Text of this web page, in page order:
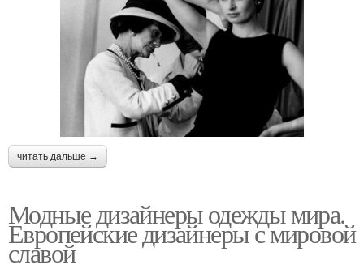
читать дальше →
Модные дизайнеры одежды мира.
Европейские дизайнеры с мировой
славой